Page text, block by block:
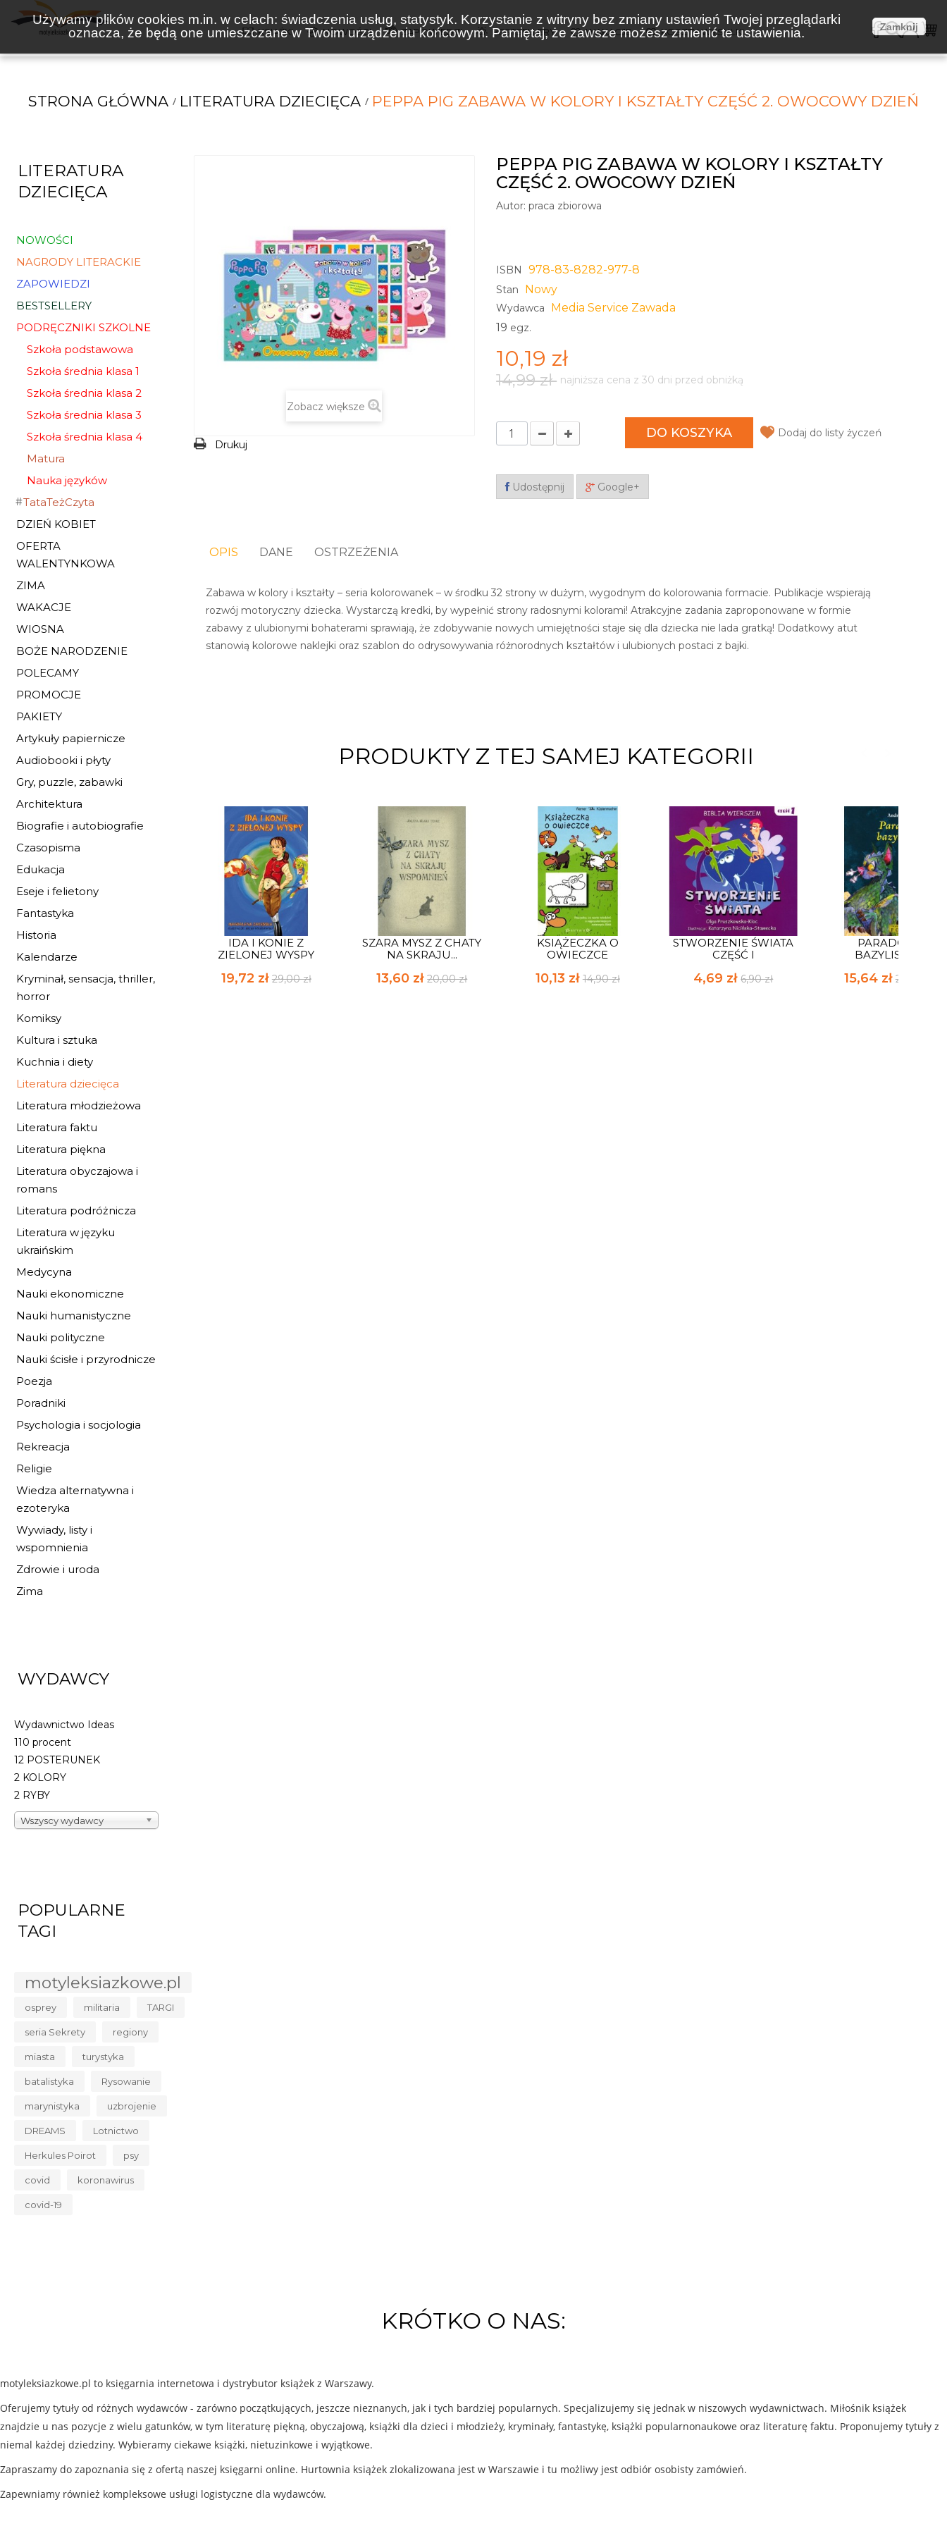
Używamy plików cookies m.in. w celach: świadczenia usług, statystyk. Korzystanie z witryny bez zmiany ustawień Twojej przeglądarki
oznacza, że będą one umieszczane w Twoim urządzeniu końcowym. Pamiętaj, że zawsze możesz zmienić te ustawienia.
Zamknij
KSIĄŻKI NOWOŚCI ZAPOWIEDZI BESTSELLERY WAKACJE KOSZTY WYSYŁKI
STRONA GŁÓWNA LITERATURA DZIECIĘCA PEPPA PIG ZABAWA W KOLORY I KSZTAŁTY CZĘŚĆ 2. OWOCOWY DZIEŃ
LITERATURA
DZIECIĘCA
NOWOŚCI
NAGRODY LITERACKIE
ZAPOWIEDZI
BESTSELLERY
PODRĘCZNIKI SZKOLNE
Szkoła podstawowa
Szkoła średnia klasa 1
Szkoła średnia klasa 2
Szkoła średnia klasa 3
Szkoła średnia klasa 4
Matura
Nauka języków
TataTeżCzyta
DZIEŃ KOBIET
OFERTA
WALENTYNKOWA
ZIMA
WAKACJE
WIOSNA
BOŻE NARODZENIE
POLECAMY
PROMOCJE
PAKIETY
Artykuły papiernicze
Audiobooki i płyty
Gry, puzzle, zabawki
Architektura
Biografie i autobiografie
Czasopisma
Edukacja
Eseje i felietony
Fantastyka
Historia
Kalendarze
Kryminał, sensacja, thriller,
horror
Komiksy
Kultura i sztuka
Kuchnia i diety
Literatura dziecięca
Literatura młodzieżowa
Literatura faktu
Literatura piękna
Literatura obyczajowa i
romans
Literatura podróżnicza
Literatura w języku
ukraińskim
Medycyna
Nauki ekonomiczne
Nauki humanistyczne
Nauki polityczne
Nauki ścisłe i przyrodnicze
Poezja
Poradniki
Psychologia i socjologia
Rekreacja
Religie
Wiedza alternatywna i
ezoteryka
Wywiady, listy i
wspomnienia
Zdrowie i uroda
Zima
WYDAWCY
Wydawnictwo Ideas
110 procent
12 POSTERUNEK
2 KOLORY
2 RYBY
Wszyscy wydawcy
POPULARNE
TAGI
motyleksiazkowe.pl
osprey militaria TARGI
seria Sekrety regiony
miasta turystyka
batalistyka Rysowanie
marynistyka uzbrojenie
DREAMS Lotnictwo
Herkules Poirot psy
covid koronawirus
covid-19
Zobacz większe
Drukuj
PEPPA PIG ZABAWA W KOLORY I KSZTAŁTY
CZĘŚĆ 2. OWOCOWY DZIEŃ
Autor: praca zbiorowa
ISBN 978-83-8282-977-8
Stan Nowy
Wydawca
Media Service Zawada
19 egz.
10,19 zł
14,99 zł najniższa cena z 30 dni przed obniżką
DO KOSZYKA Dodaj do listy życzeń
Udostępnij Google+
OPIS DANE OSTRZEŻENIA
Zabawa w kolory i kształty – seria kolorowanek – w środku 32 strony w dużym, wygodnym do kolorowania formacie. Publikacje wspierają
rozwój motoryczny dziecka. Wystarczą kredki, by wypełnić strony radosnymi kolorami! Atrakcyjne zadania zaproponowane w formie
zabawy z ulubionymi bohaterami sprawiają, że zdobywanie nowych umiejętności staje się dla dziecka nie lada gratką! Dodatkowy atut
stanowią kolorowe naklejki oraz szablon do odrysowywania różnorodnych kształtów i ulubionych postaci z bajki.
PRODUKTY Z TEJ SAMEJ KATEGORII
IDA I KONIE Z
ZIELONEJ WYSPY
19,72 zł 29,00 zł
SZARA MYSZ Z CHATY
NA SKRAJU...
13,60 zł20,00 zł
KSIĄŻECZKA O
OWIECZCE
10,13 zł 14,90 zł
STWORZENIE ŚWIATA
CZĘŚĆ I
4,69 zł6,90 zł
PARADOKS
BAZYLISZKA
15,64 zł 23,00 zł
KRÓTKO O NAS:
motyleksiazkowe.pl to księgarnia internetowa i dystrybutor książek z Warszawy.
Oferujemy tytuły od różnych wydawców - zarówno początkujących, jeszcze nieznanych, jak i tych bardziej popularnych. Specjalizujemy się jednak w niszowych wydawnictwach. Miłośnik książek
znajdzie u nas pozycje z wielu gatunków, w tym literaturę piękną, obyczajową, książki dla dzieci i młodzieży, kryminały, fantastykę, książki popularnonaukowe oraz literaturę faktu. Proponujemy tytuły z
niemal każdej dziedziny. Wybieramy ciekawe książki, nietuzinkowe i wyjątkowe.
Zapraszamy do zapoznania się z ofertą naszej księgarni online. Hurtownia książek zlokalizowana jest w Warszawie i tu możliwy jest odbiór osobisty zamówień.
Zapewniamy również kompleksowe usługi logistyczne dla wydawców.